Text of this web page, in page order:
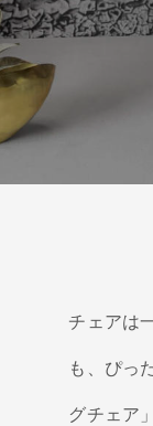
チェアは
も、ぴっ
グチェア